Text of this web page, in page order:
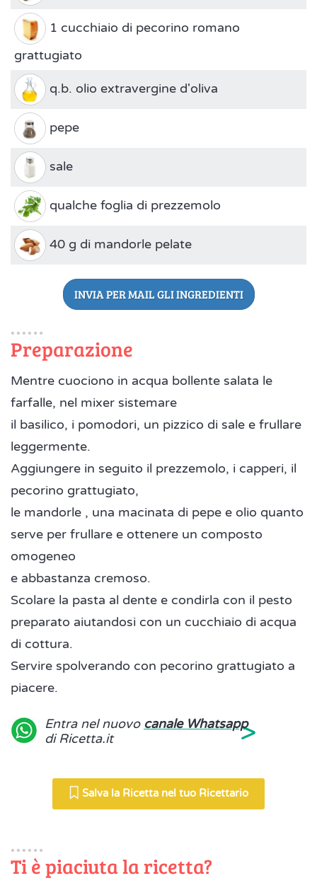
1 cucchiaio di pecorino romano
grattugiato
q.b. olio extravergine d'oliva
pepe
sale
qualche foglia di prezzemolo
40 g di mandorle pelate
INVIA PER MAIL GLI INGREDIENTI
Preparazione
Mentre cuociono in acqua bollente salata le
farfalle, nel mixer sistemare
il basilico, i pomodori, un pizzico di sale e frullare
leggermente.
Aggiungere in seguito il prezzemolo, i capperi, il
pecorino grattugiato,
le mandorle , una macinata di pepe e olio quanto
serve per frullare e ottenere un composto
omogeneo
e abbastanza cremoso.
Scolare la pasta al dente e condirla con il pesto
preparato aiutandosi con un cucchiaio di acqua
di cottura.
Servire spolverando con pecorino grattugiato a
piacere.
Entra nel nuovo canale Whatsapp
di Ricetta.it
>
Salva la Ricetta nel tuo Ricettario
Ti è piaciuta la ricetta?